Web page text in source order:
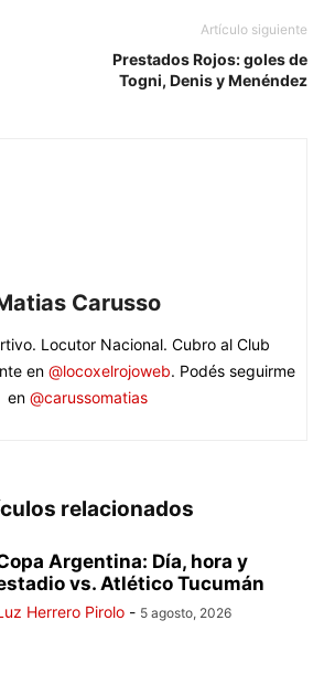
Artículo siguiente
Prestados Rojos: goles de
Togni, Denis y Menéndez
Carusso
Locutor Nacional. Cubro al Club
en @locoxelrojoweb. Podés seguirme
en @carussomatias
relacionados
Argentina: Día, hora y
vs. Atlético Tucumán
Herrero Pirolo - 5 agosto, 2026